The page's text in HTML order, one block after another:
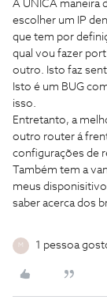
A ÚNICA maneira
escolher um IP
que tem por
qual vou fazer
outro. Isto faz
Isto é um BUG
isso.
Entretanto, a
outro router á
configurações de
Também tem a
meus
saber acerca dos
M 1 pessoa